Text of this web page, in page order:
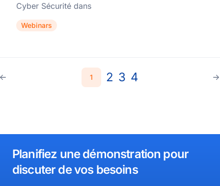
Cyber Sécurité dans
Webinars
1 2 3 4
Planifiez une démonstration pour
discuter de vos besoins​